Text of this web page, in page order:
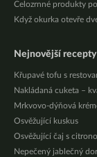
Celozrnné produkty
Když okurka otevře
Nejnovější recepty
Křupavé tofu s
Nakládaná cuketa –
Mrkvovo-dýňová
Osvěžující kuskus
Osvěžující čaj s
Nepečený jablečný